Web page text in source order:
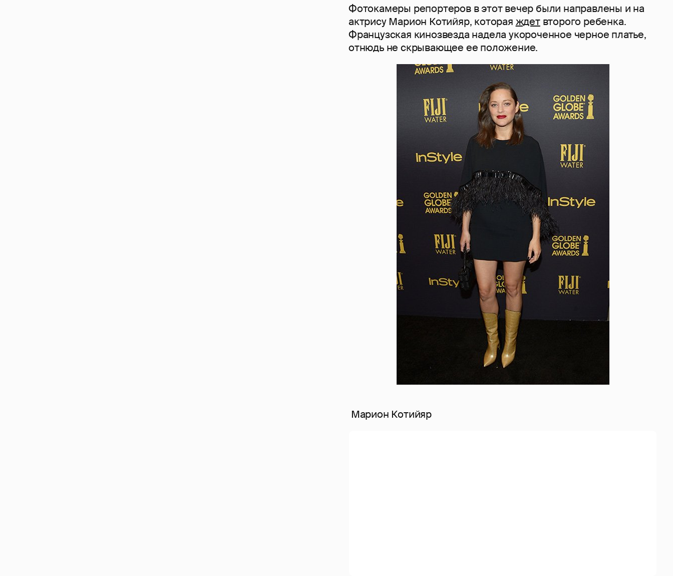
Фотокамеры репортеров в этот вечер были направлены и на
актрису Марион Котийяр, которая ждетвторого ребенка.
Французская кинозвезда надела укороченное черное платье,
отнюдь не скрывающее ее положение.
Марион Котийяр